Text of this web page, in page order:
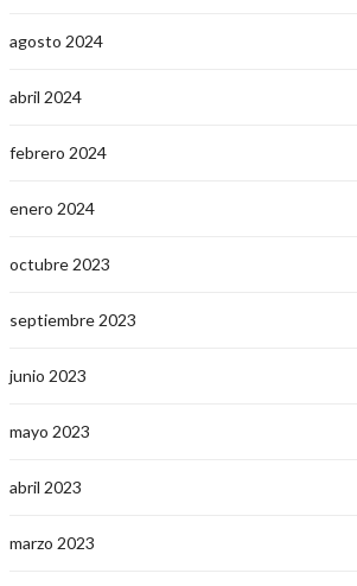
agosto 2024
abril 2024
febrero 2024
enero 2024
octubre 2023
septiembre 2023
junio 2023
mayo 2023
abril 2023
marzo 2023